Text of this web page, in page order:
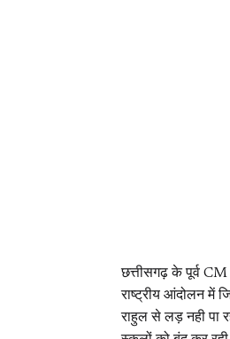
छत्तीसगढ़ के पूर्व
राष्ट्रीय आंदोलन में
राहुल से लड़ नही पा